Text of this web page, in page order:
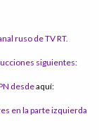
ruso de TV RT.
siguientes:
desdeaquí:
en la parte izquierda